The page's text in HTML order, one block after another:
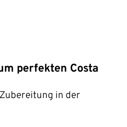
perfekten Costa
in der